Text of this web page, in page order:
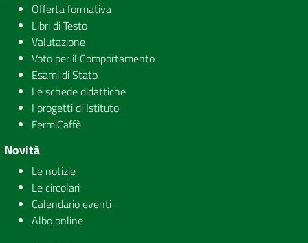
Offerta formativa
Libri di Testo
Valutazione
Voto per il Comportamento
Esami di Stato
Le schede didattiche
I progetti di Istituto
FermiCaffè
Novità
Le notizie
Le circolari
Calendario eventi
Albo online